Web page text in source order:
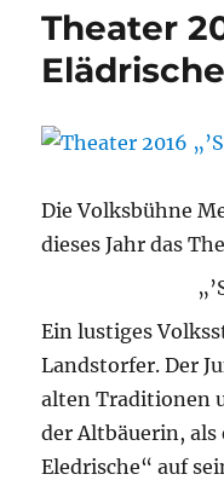
Theater
Die Volksbühne
dieses Jahr das
Ein lustiges
Landstorfer. Der
alten Traditionen
der Altbäuerin, als
Eledrische“ auf